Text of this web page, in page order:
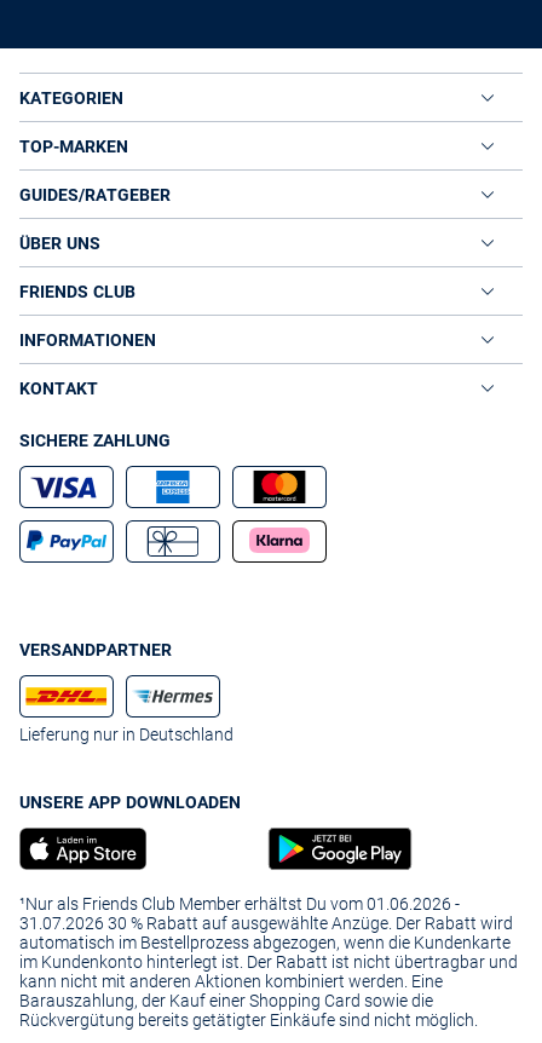
KATEGORIEN
TOP-MARKEN
GUIDES/RATGEBER
ÜBER UNS
FRIENDS CLUB
INFORMATIONEN
KONTAKT
SICHERE ZAHLUNG
VERSANDPARTNER
Lieferung nur in Deutschland
UNSERE APP DOWNLOADEN
¹Nur als Friends Club Member erhältst Du vom 01.06.2026 -
31.07.2026 30 % Rabatt auf ausgewählte Anzüge. Der Rabatt wird
automatisch im Bestellprozess abgezogen, wenn die Kundenkarte
im Kundenkonto hinterlegt ist. Der Rabatt ist nicht übertragbar und
kann nicht mit anderen Aktionen kombiniert werden. Eine
Barauszahlung, der Kauf einer Shopping Card sowie die
Rückvergütung bereits getätigter Einkäufe sind nicht möglich.